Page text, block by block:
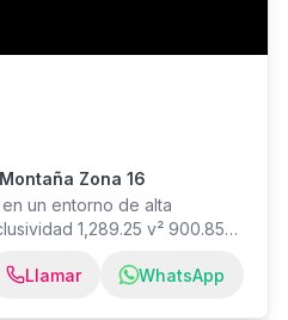
Zona 16
un entorno de alta
1,289.25 v² 900.85
DE VENTA
2805/335 Tel. 46-46-00
Llamar WhatsApp